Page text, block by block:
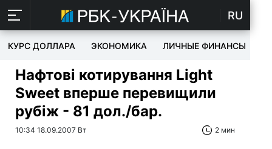
RU
КУРС ДОЛЛАРА ЭКОНОМИКА ЛИЧНЫЕ ФИНАНСЫ
Нафтові котирування Light
Sweet вперше перевищили
рубіж - 81 дол./бар.
10:34 18.09.2007 Вт 2 мин